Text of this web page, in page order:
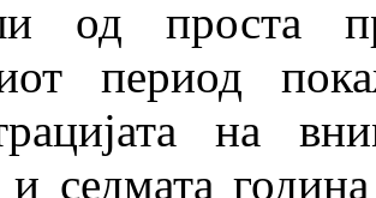
од проста
период
на
и седмата